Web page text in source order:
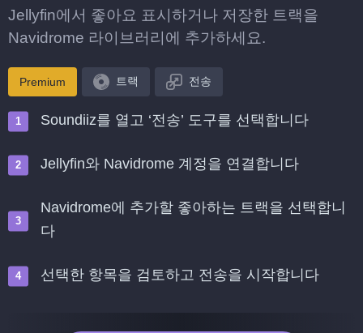
Jellyfin에서 좋아요 표시하거나 저장한 트랙을
Navidrome 라이브러리에 추가하세요.
Premium 트랙 전송
Soundiiz를 열고 ‘전송’ 도구를 선택합니다
Jellyfin와 Navidrome 계정을 연결합니다
Navidrome에 추가할 좋아하는 트랙을 선택합니
다
선택한 항목을 검토하고 전송을 시작합니다